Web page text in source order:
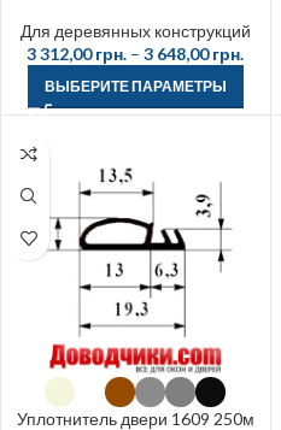
Для деревянных конструкций
3 312,00грн. – 3 648,00грн.
ВЫБЕРИТЕ ПАРАМЕТРЫ
Уплотнитель двери 1609 250м